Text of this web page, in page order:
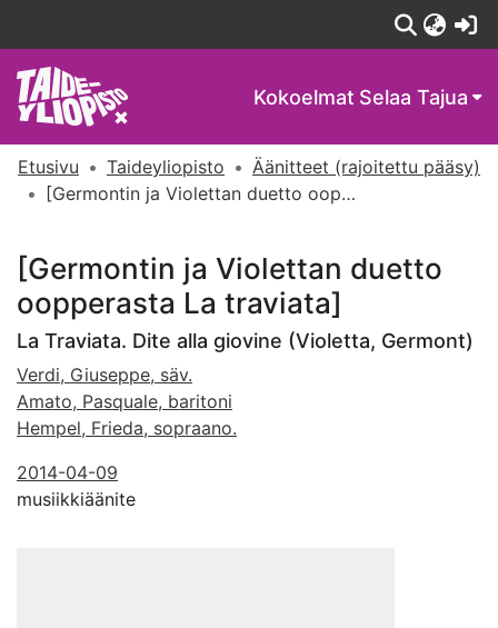
Kokoelmat Selaa Tajua
Etusivu Taideyliopisto
Äänitteet (rajoitettu pääsy)
[Germontin ja Violettan duetto oopperasta La traviata]
[Germontin ja Violettan duetto
oopperasta La traviata]
La Traviata. Dite alla giovine (Violetta, Germont)
Verdi, Giuseppe, säv.
Amato, Pasquale, baritoni
Hempel, Frieda, sopraano.
2014-04-09
musiikkiäänite